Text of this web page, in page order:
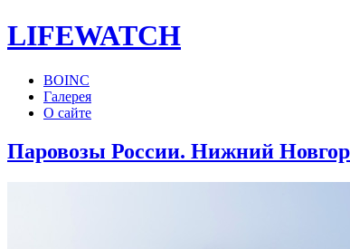
LIFEWATCH
BOINC
Галерея
О сайте
Паровозы России. Нижний